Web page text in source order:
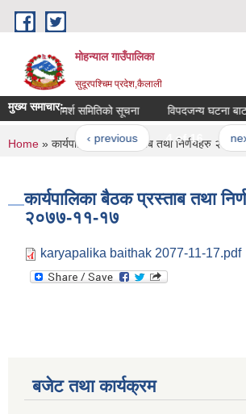
Skip to main content
मोहन्याल गाउँपालिका
सुदूरपश्चिम प्रदेश,कैलाली
मुख्य समाचारः-
राजश्व परामर्श समितिको सूचना विपदजन्य घटना बाट
‹ previous 4 of 16
You are here
Home » कार्यपालिका बैठक प्रस्ताब तथा निर्णयहरु
कार्यपालिका बैठक प्रस्ताब तथा
२०७७-११-१७
karyapalika baithak 2077-11-17.pdf
बजेट तथा कार्यक्रम